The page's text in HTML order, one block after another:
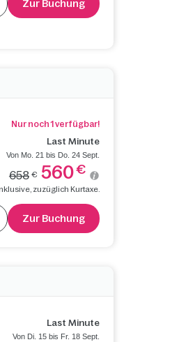
Zur Buchung
Nur noch 1 verfügbar!
Last Minute
Von Mo. 21 bis Do. 24 Sept.
658 € 560€
zuzüglich Kurtaxe.
Zur Buchung
Last Minute
Von Di. 15 bis Fr. 18 Sept.